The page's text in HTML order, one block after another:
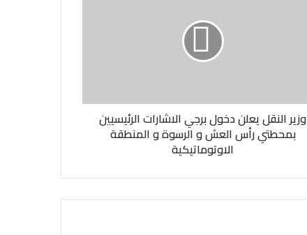
وزير النقل يعلن دخول برجي الاشارات الرئيسيين
بمحطتي رأس العش و الرسوة و المنطقة
الاوتوماتيكية